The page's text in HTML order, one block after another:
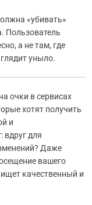
«убивать»
Пользователь
а не там, где
уныло.
очки в сервисах
хотят получить
и
вдруг для
Даже
вашего
ищет качественный и